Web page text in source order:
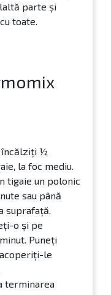
parte și
toate.
încălziţi ½
la foc mediu.
tigaie un polonic
sau până
suprafaţă.
o şi pe
Puneţi
le
terminarea